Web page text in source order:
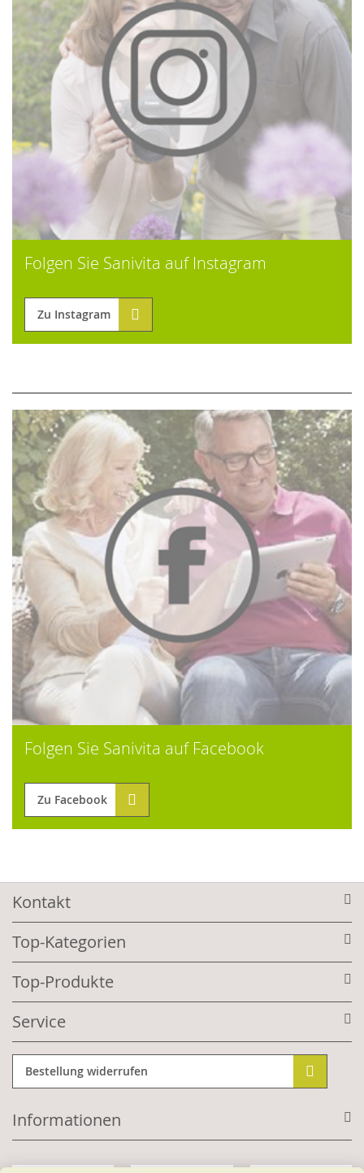
Folgen Sie Sanivita auf Instagram
Zu Instagram
Folgen Sie Sanivita auf Facebook
Zu Facebook
Kontakt
Top-Kategorien
Top-Produkte
Service
Bestellung widerrufen
Informationen